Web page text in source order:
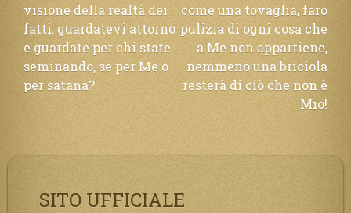
visione della realtà dei
fatti: guardatevi attorno
e guardate per chi state
seminando, se per Me o
per satana?
come una tovaglia, farò
pulizia di ogni cosa che
a Me non appartiene,
nemmeno una briciola
resterà di ciò che non è
Mio!
SITO UFFICIALE